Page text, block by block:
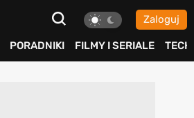
Zaloguj
PORADNIKI FILMY I SERIALE TECH